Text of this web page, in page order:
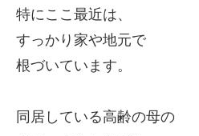
特にここ最近は、
すっかり家や地元で
根づいています。
同居している高齢の母の